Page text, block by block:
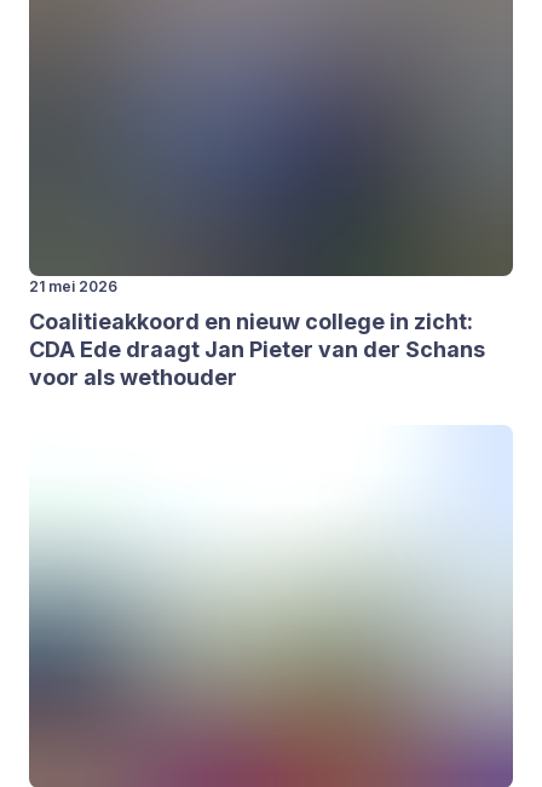
21 mei 2026
Coa­li­tie­ak­koord en nieuw col­le­ge in zicht:
CDA Ede draagt Jan Pie­ter van der Schans
voor als wet­hou­der